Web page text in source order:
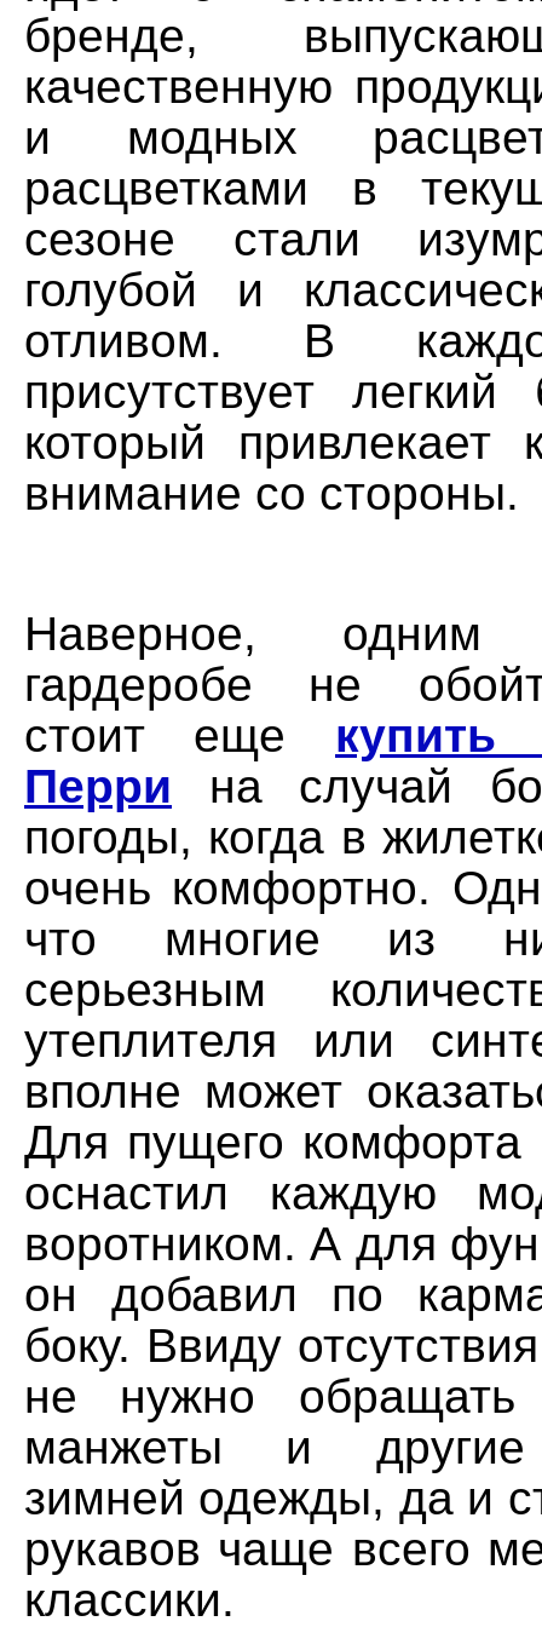
бренде,
качественную
и модных
расцветками в
сезоне стали
голубой и
отливом. В
присутствует легкий
который привлекает
внимание со стороны.
Наверное,
гардеробе не
стоит еще купить
Перри на случай
погоды, когда в
очень комфортно.
что многие из
серьезным
утеплителя или
вполне может
Для пущего комфорта
оснастил каждую
воротником. А для
он добавил по
боку. Ввиду
не нужно
манжеты и другие
зимней одежды, да и
рукавов чаще всего
классики.